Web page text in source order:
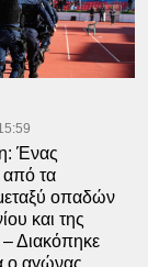
Ένας
από τα
οπαδών
και της
Διακόπηκε
ο αγώνας